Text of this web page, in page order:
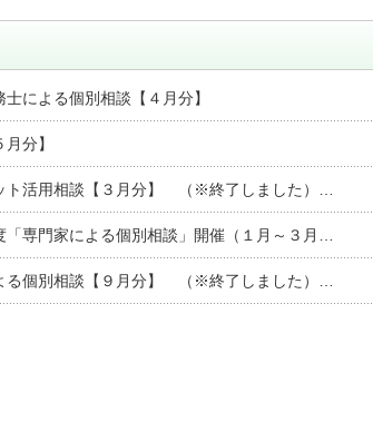
士による個別相談【４月分】
分】
ト活用相談【３月分】 （※終了しました）…
「専門家による個別相談」開催（１月～３月…
る個別相談【９月分】 （※終了しました）…